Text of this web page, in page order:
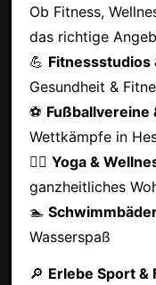
Ob Fitness,
das richtige
💪 Fitnessstudios
Gesundheit &
⚽ Fußballvereine
Wettkämpfe in
🧘‍♂️ Yoga &
ganzheitliches
🏊
Wasserspaß
🔎 Erlebe Sport &